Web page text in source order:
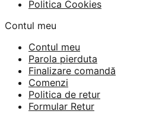
Politica Cookies
Contul meu
Contul meu
Parola pierduta
Finalizare comandă
Comenzi
Politica de retur
Formular Retur